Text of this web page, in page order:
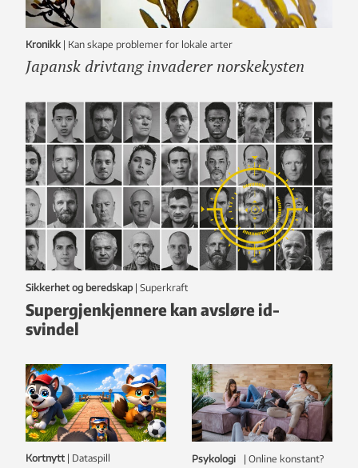
Kronikk | Kan skape problemer for lokale arter
Japansk drivtang invaderer norskekysten
Sikkerhet og beredskap | Superkraft
Supergjenkjennere kan avsløre id-
svindel
Kortnytt | dataspill Psykologi | online konstant?